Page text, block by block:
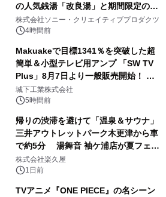
の人気銭湯「改良湯」と期間限定のコ
ラボレーション サウナイキタイコラ
ボグッズも発売決定！
株式会社ソニー・クリエイティブプロダクツ
4時間前
Makuakeで目標1341％を突破した超
簡単＆小型テレビ用アンプ 「SW TV
Plus」8月7日より一般販売開始！ ケ
ーブル1本つなぐだけ、テレビの音が
ぐっと豊かに
城下工業株式会社
5時間前
帰りの渋滞を避けて「温泉＆サウナ」
三井アウトレットパーク木更津から車
で約5分 湯舞音 袖ケ浦店が夏フェア
メニューを提供
株式会社楽久屋
1日前
TVアニメ『ONE PIECE』の名シーン